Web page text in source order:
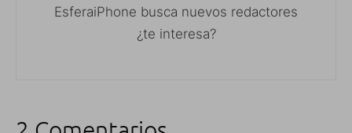
EsferaiPhone busca nuevos redactores
¿te interesa?